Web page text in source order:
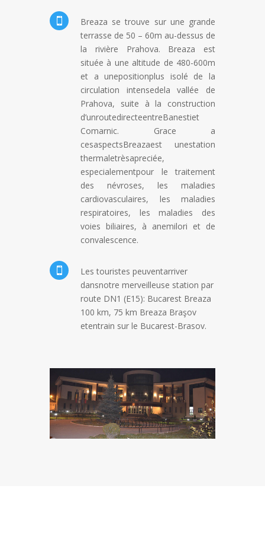

Breaza se trouve sur une grande
terrasse de 50 – 60m au-dessus de
la rivière Prahova. Breaza est
située à une altitude de 480-600m
et a unepositionplus isolé de la
circulation intensedela vallée de
Prahova, suite à la construction
d’unroutedirecteentreBanestiet
Comarnic. Grace a
cesaspectsBreazaest unestation
thermaletrèsapreciée,
especialementpour le traitement
des névroses, les maladies
cardiovasculaires, les maladies
respiratoires, les maladies des
voies biliaires, à anemilori et de
convalescence.

Les touristes peuventarriver
dansnotre merveilleuse station par
route DN1 (E15): Bucarest Breaza
100 km, 75 km Breaza Braşov
etentrain sur le Bucarest-Brasov.